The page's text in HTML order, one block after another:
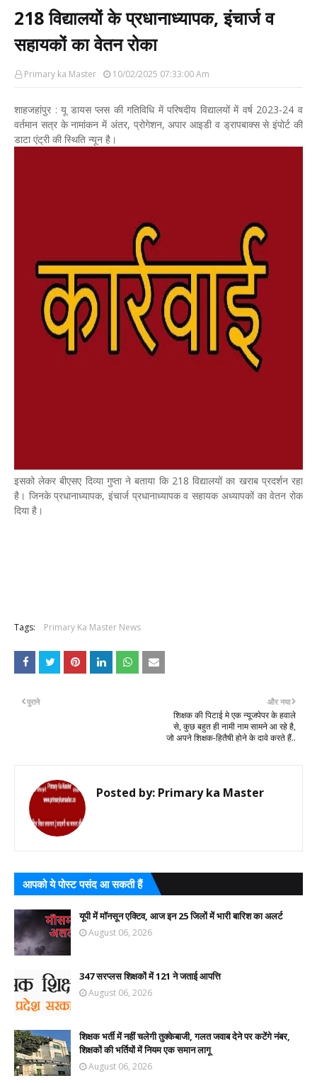
218 विद्यालयों के प्रधानाध्यापक, इंचार्ज व
सहायकों का वेतन रोका
Primary ka Master 10/02/2025 07:33:00 Am
शाहजहांपुर : यू डायस प्लस की गतिविधि में परिषदीय विद्यालयों में वर्ष 2023-24 व
वर्तमान सत्र के नामांकन में अंतर, प्रोगेशन, अपार आइडी व ड्रापबाक्स से इंपोर्ट की
डाटा एंट्री की स्थिति न्यून है।
इसको लेकर बीएसए दिव्या गुप्ता ने बताया कि 218 विद्यालयों का खराब प्रदर्शन रहा
है। जिनके प्रधानाध्यापक, इंचार्ज प्रधानाध्यापक व सहायक अध्यापकों का वेतन रोक
दिया है।
Tags: Primary Ka Master News
और नया
शिक्षक की पिटाई मे एक न्यूजपेपर के हवाले
से, कुछ बहुत ही नामी नाम सामने आ रहे है,
जो अपने शिक्षक-हितैषी होने के दावे करते हैं..
पुराने
Posted by: Primary ka Master
आपको ये पोस्ट पसंद आ सकती हैं
यूपी में मॉनसून एक्टिव, आज इन 25 जिलों में भारी बारिश का अलर्ट
August 06, 2026
347 सरप्लस शिक्षकों में 121 ने जताई आपत्ति
August 06, 2026
शिक्षक भर्ती में नहीं चलेगी तुक्केबाजी, गलत जवाब देने पर कटेंगे नंबर,
शिक्षकों की भर्तियों में नियम एक समान लागू
August 06, 2026